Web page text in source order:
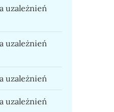
uzależnień
uzależnień
uzależnień
uzależnień